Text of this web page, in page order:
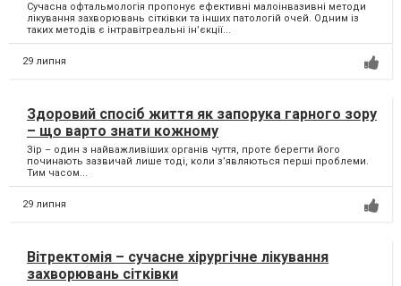
Сучасна офтальмологія пропонує ефективні малоінвазивні методи
лікування захворювань сітківки та інших патологій очей. Одним із
таких методів є інтравітреальні ін’єкції...
29 липня
Здоровий спосіб життя як запорука гарного зору
– що варто знати кожному
Зір – один з найважливіших органів чуття, проте берегти його
починають зазвичай лише тоді, коли з’являються перші проблеми.
Тим часом...
29 липня
Вітректомія – сучасне хірургічне лікування
захворювань сітківки